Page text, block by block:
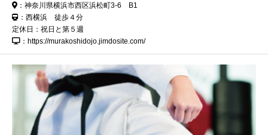
：神奈川県横浜市西区浜松町3-6 B1
：西横浜 徒歩４分
定休日：祝日と第５週
：https://murakoshidojo.jimdosite.com/